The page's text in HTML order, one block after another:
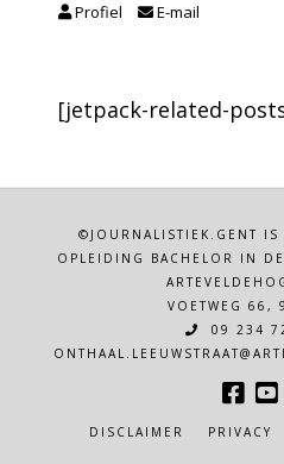
Profiel E-mail
[jetpack-related-
©JOURNALISTIEK.GENT IS
OPLEIDING BACHELOR IN
VOETWEG 66,
09 234
DISCLAIMER PRIVACY